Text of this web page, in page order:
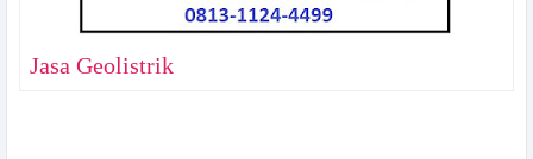
Jasa Geolistrik